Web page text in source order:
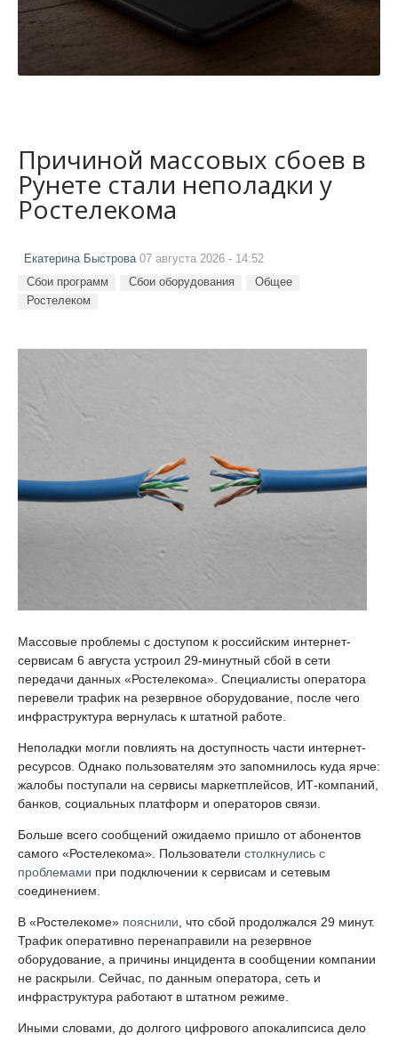
Причиной массовых сбоев в
Рунете стали неполадки у
Ростелекома
Екатерина Быстрова 07 августа 2026 - 14:52
Сбои программ Сбои оборудования
Общее
Ростелеком
Массовые проблемы с доступом к российским интернет-
сервисам 6 августа устроил 29-минутный сбой в сети
передачи данных «Ростелекома». Специалисты оператора
перевели трафик на резервное оборудование, после чего
инфраструктура вернулась к штатной работе.
Неполадки могли повлиять на доступность части интернет-
ресурсов. Однако пользователям это запомнилось куда ярче:
жалобы поступали на сервисы маркетплейсов, ИТ-компаний,
банков, социальных платформ и операторов связи.
Больше всего сообщений ожидаемо пришло от абонентов
самого «Ростелекома». Пользователи столкнулись с
проблемами при подключении к сервисам и сетевым
соединением.
В «Ростелекоме» пояснили, что сбой продолжался 29 минут.
Трафик оперативно перенаправили на резервное
оборудование, а причины инцидента в сообщении компании
не раскрыли. Сейчас, по данным оператора, сеть и
инфраструктура работают в штатном режиме.
Иными словами, до долгого цифрового апокалипсиса дело